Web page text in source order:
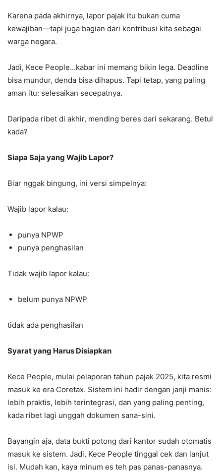
Karena pada akhirnya, lapor pajak itu bukan cuma
kewajiban—tapi juga bagian dari kontribusi kita sebagai
warga negara.
Jadi, Kece People…kabar ini memang bikin lega. Deadline
bisa mundur, denda bisa dihapus. Tapi tetap, yang paling
aman itu: selesaikan secepatnya.
Daripada ribet di akhir, mending beres dari sekarang. Betul
kada?
Siapa Saja yang Wajib Lapor?
Biar nggak bingung, ini versi simpelnya:
Wajib lapor kalau:
punya NPWP
punya penghasilan
Tidak wajib lapor kalau:
belum punya NPWP
tidak ada penghasilan
Syarat yang Harus Disiapkan
Kece People, mulai pelaporan tahun pajak 2025, kita resmi
masuk ke era Coretax. Sistem ini hadir dengan janji manis:
lebih praktis, lebih terintegrasi, dan yang paling penting,
kada ribet lagi unggah dokumen sana-sini.
Bayangin aja, data bukti potong dari kantor sudah otomatis
masuk ke sistem. Jadi, Kece People tinggal cek dan lanjut
isi. Mudah kan, kaya minum es teh pas panas-panasnya.